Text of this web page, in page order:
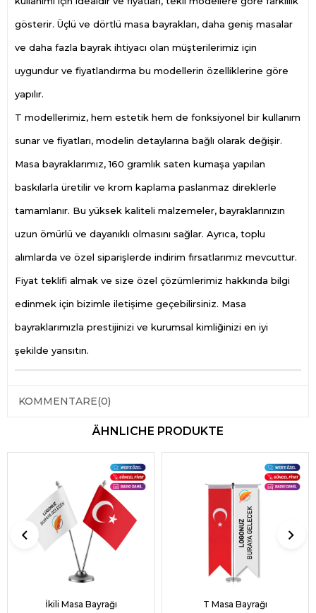
gösterir. Üçlü ve dörtlü masa bayrakları, daha geniş masalar
ve daha fazla bayrak ihtiyacı olan müşterilerimiz için
uygundur ve fiyatlandırma bu modellerin özelliklerine göre
yapılır.
T modellerimiz, hem estetik hem de fonksiyonel bir kullanım
sunar ve fiyatları, modelin detaylarına bağlı olarak değişir.
Masa bayraklarımız, 160 gramlık saten kumaşa yapılan
baskılarla üretilir ve krom kaplama paslanmaz direklerle
tamamlanır. Bu yüksek kaliteli malzemeler, bayraklarınızın
uzun ömürlü ve dayanıklı olmasını sağlar. Ayrıca, toplu
alımlarda ve özel siparişlerde indirim fırsatlarımız mevcuttur.
Fiyat teklifi almak ve size özel çözümlerimiz hakkında bilgi
edinmek için bizimle iletişime geçebilirsiniz. Masa
bayraklarımızla prestijinizi ve kurumsal kimliğinizi en iyi
şekilde yansıtın.
KOMMENTARE(0)
ÄHNLICHE PRODUKTE
İkili Masa Bayrağı T Masa Bayrağı